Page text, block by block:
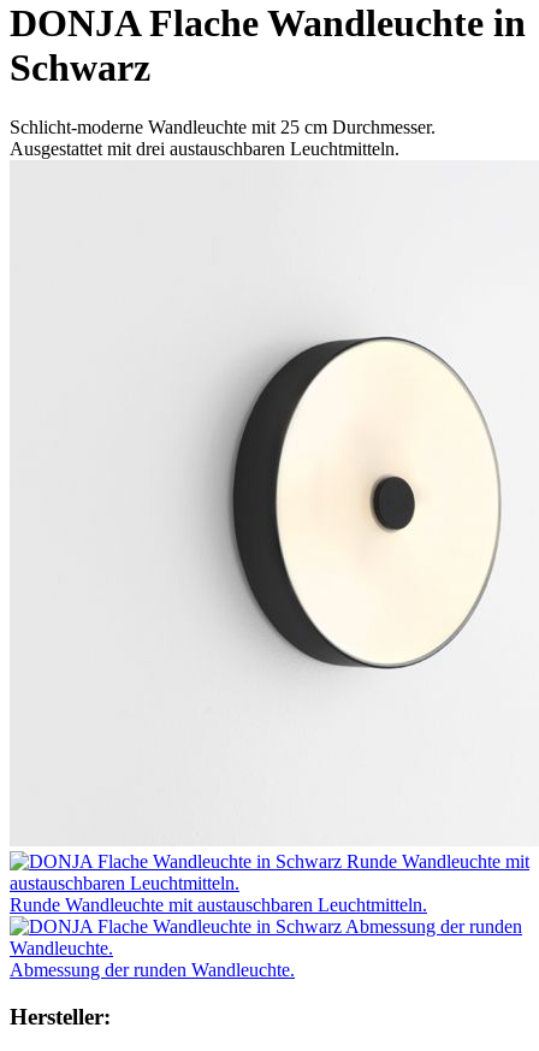
DONJA Flache Wandleuchte in
Schwarz
Schlicht-moderne Wandleuchte mit 25 cm Durchmesser.
Ausgestattet mit drei austauschbaren Leuchtmitteln.
Runde Wandleuchte mit austauschbaren Leuchtmitteln.
Abmessung der runden Wandleuchte.
Hersteller: